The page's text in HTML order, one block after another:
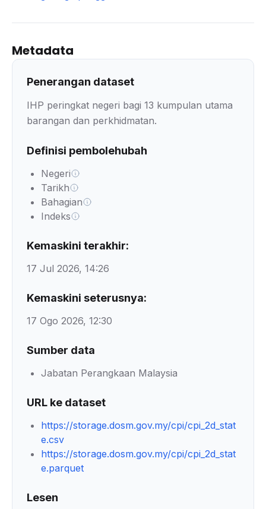
Metadata
Penerangan dataset
IHP peringkat negeri bagi 13 kumpulan utama
barangan dan perkhidmatan.
Definisi pembolehubah
Negeri
Tarikh
Bahagian
Indeks
Kemaskini terakhir:
17 Jul 2026, 14:26
Kemaskini seterusnya:
17 Ogo 2026, 12:30
Sumber data
Jabatan Perangkaan Malaysia
URL ke dataset
https://storage.dosm.gov.my/cpi/cpi_2d_stat
e.csv
https://storage.dosm.gov.my/cpi/cpi_2d_stat
e.parquet
Lesen